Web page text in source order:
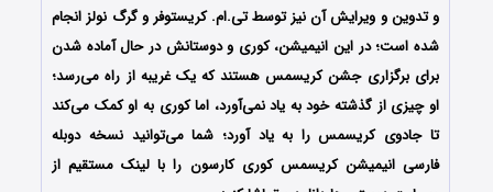
و تدوین و ویرایش آن نیز توسط تی.ام. کریستوفر و گرگ نولز انجام
شده است؛ در این انیمیشن، کوری و دوستانش در حال آماده شدن
برای برگزاری جشن کریسمس هستند که یک غریبه از راه می‌رسد؛
او چیزی از گذشته خود به یاد نمی‌آورد، اما کوری به او کمک می‌کند
تا جادوی کریسمس را به یاد آورد؛ شما می‌توانید نسخه دوبله
فارسی انیمیشن کریسمس کوری کارسون را با لینک مستقیم از